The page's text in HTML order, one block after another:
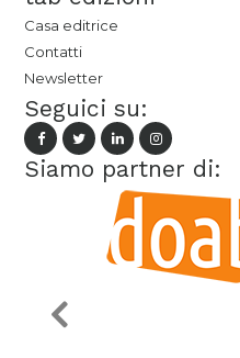
Casa editrice
Contatti
Newsletter
Seguici su:
Siamo partner di: